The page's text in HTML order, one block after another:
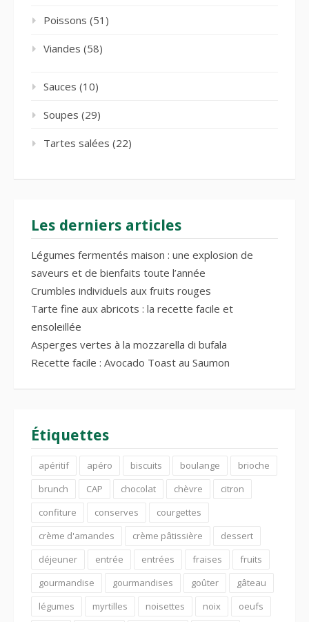
Poissons (51)
Viandes (58)
Sauces (10)
Soupes (29)
Tartes salées (22)
Les derniers articles
Légumes fermentés maison : une explosion de
saveurs et de bienfaits toute l’année
Crumbles individuels aux fruits rouges
Tarte fine aux abricots : la recette facile et
ensoleillée
Asperges vertes à la mozzarella di bufala
Recette facile : Avocado Toast au Saumon
Étiquettes
apéritif apéro biscuits boulange
brioche
brunch
CAP chocolat chèvre
citron
confiture
conserves
courgettes
crème d'amandes
crème pâtissière
dessert
déjeuner
entrée entrées fraises
fruits
gourmandise
gourmandises goûter
gâteau
légumes
myrtilles noisettes noix oeufs